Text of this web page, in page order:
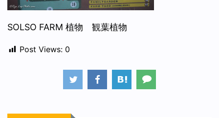
SOLSO FARM 植物 観葉植物
Post Views: 0